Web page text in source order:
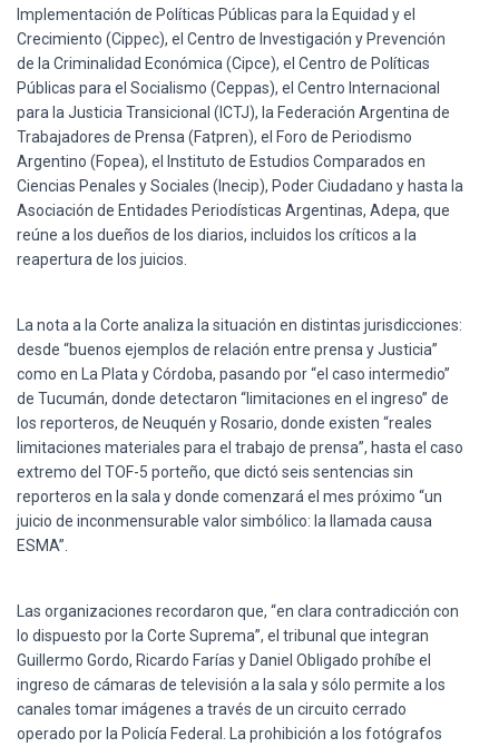
Implementación de Políticas Públicas para la Equidad y el
Crecimiento (Cippec), el Centro de Investigación y Prevención
de la Criminalidad Económica (Cipce), el Centro de Políticas
Públicas para el Socialismo (Ceppas), el Centro Internacional
para la Justicia Transicional (ICTJ), la Federación Argentina de
Trabajadores de Prensa (Fatpren), el Foro de Periodismo
Argentino (Fopea), el Instituto de Estudios Comparados en
Ciencias Penales y Sociales (Inecip), Poder Ciudadano y hasta la
Asociación de Entidades Periodísticas Argentinas, Adepa, que
reúne a los dueños de los diarios, incluidos los críticos a la
reapertura de los juicios.
La nota a la Corte analiza la situación en distintas jurisdicciones:
desde “buenos ejemplos de relación entre prensa y Justicia”
como en La Plata y Córdoba, pasando por “el caso intermedio”
de Tucumán, donde detectaron “limitaciones en el ingreso” de
los reporteros, de Neuquén y Rosario, donde existen “reales
limitaciones materiales para el trabajo de prensa”, hasta el caso
extremo del TOF-5 porteño, que dictó seis sentencias sin
reporteros en la sala y donde comenzará el mes próximo “un
juicio de inconmensurable valor simbólico: la llamada causa
ESMA”.
Las organizaciones recordaron que, “en clara contradicción con
lo dispuesto por la Corte Suprema”, el tribunal que integran
Guillermo Gordo, Ricardo Farías y Daniel Obligado prohíbe el
ingreso de cámaras de televisión a la sala y sólo permite a los
canales tomar imágenes a través de un circuito cerrado
operado por la Policía Federal. La prohibición a los fotógrafos